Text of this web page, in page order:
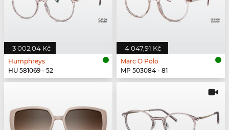
3 002,04 Kč
Humphreys
HU 581069 - 52
4 047,91 Kč
Marc O Polo
MP 503084 - 81